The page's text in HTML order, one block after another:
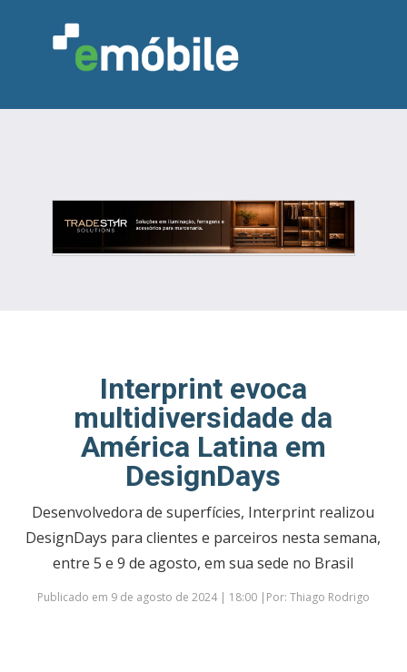
DESIGN & DECORAÇÃO
INDICADORES
FEIRAS NOTÍCIAS
Interprint evoca
multidiversidade da
América Latina em
DesignDays
Desenvolvedora de superfícies, Interprint realizou
DesignDays para clientes e parceiros nesta semana,
entre 5 e 9 de agosto, em sua sede no Brasil
Publicado em 9 de agosto de 2024 | 18:00 |Por: Thiago Rodrigo